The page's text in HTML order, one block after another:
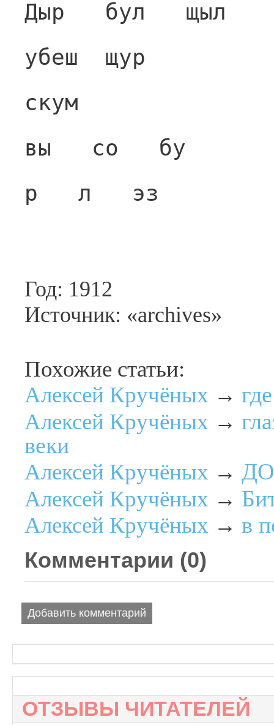
Дыр   бул   щыл
убеш  щур
скум
вы   со   бу
р   л   эз
Год: 1912
Источник: «archives»
Похожие статьи:
Алексей Кручёных →
Алексей Кручёных →
веки
Алексей Кручёных →
Алексей Кручёных →
Алексей Кручёных → в
Комментарии (0)
Добавить комментарий
ОТЗЫВЫ ЧИТАТЕЛЕЙ